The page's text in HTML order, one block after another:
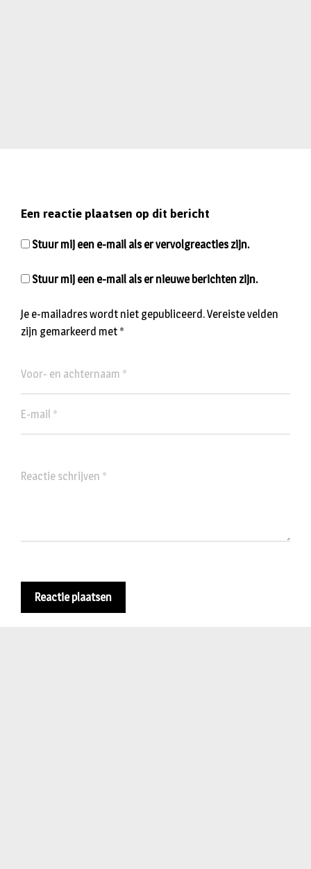
Een reactie plaatsen op dit bericht
Je e-mailadres wordt niet gepubliceerd.Vereiste velden
zijn gemarkeerd met *
Stuur mij een e-mail als er vervolgreacties zijn.
Stuur mij een e-mail als er nieuwe berichten zijn.